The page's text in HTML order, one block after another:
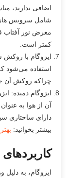
اضافی ندارند،
شامل سرویس های
معرض نور آفتاب
کمتر است.
ایزوگام با روکش
استفاده می‌شود
چراکه روکش آن
ایزوگام دمیده:
آن از هوا به
دارای ساختاری
بیشتر بخوانید:
کاربردهای
ایزوگام، به